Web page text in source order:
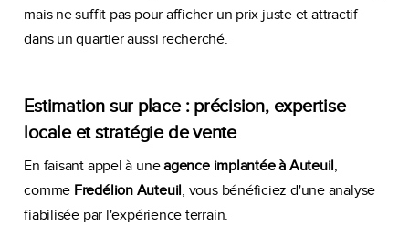
mais ne suffit pas pour afficher un prix juste et attractif
dans un quartier aussi recherché.
Estimation sur place : précision, expertise
locale et stratégie de vente
En faisant appel à uneagence implantée à Auteuil,
comme Fredélion Auteuil, vous bénéficiez d'une analyse
fiabilisée par l'expérience terrain.